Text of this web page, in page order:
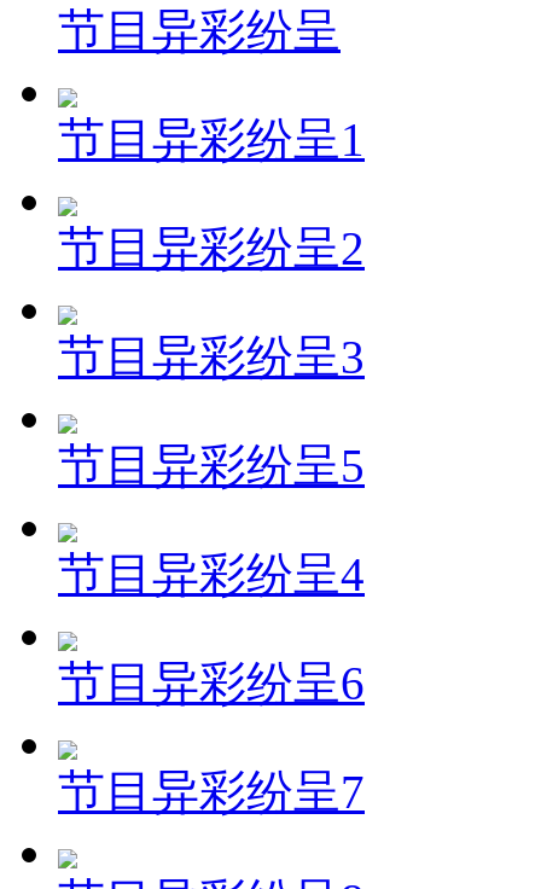
节目异彩纷呈
节目异彩纷呈1
节目异彩纷呈2
节目异彩纷呈3
节目异彩纷呈5
节目异彩纷呈4
节目异彩纷呈6
节目异彩纷呈7